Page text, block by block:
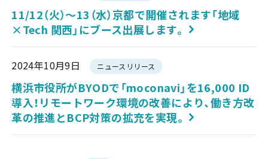
11/12（火）～13（水）京都で開催されます「地域
×Tech 関西」にブース出展します。
2024年10月9日 ニュースリリース
横浜市役所がBYODで「moconavi」を16,000 ID
導入！リモートワーク環境の改善により、働き方改
革の推進とBCP対策の拡充を実現。